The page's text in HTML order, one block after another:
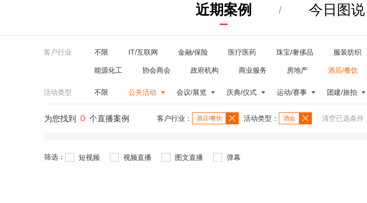
近期案例 / 今日图说
客户行业 不限 IT/互联网 金融/保险 医疗医药 珠宝/奢侈品 服装纺织
能源化工 协会商会 政府机构 商业服务 房地产 酒店/餐饮
活动类型 不限 公关活动 会议/展览 庆典/仪式 运动/赛事 团建/旅拍
为您找到 0 个直播案例 客户行业： 酒店/餐饮 活动类型： 酒会 清空已选条件
筛选： 短视频 视频直播 图文直播 弹幕